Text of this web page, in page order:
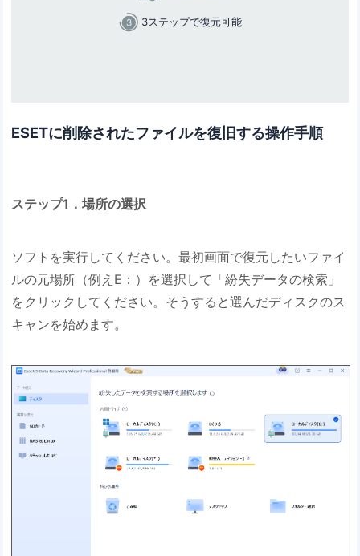
3ステップで復元可能
ESETに削除されたファイルを復旧する操作手順
ステップ1．場所の選択
ソフトを実行してください。最初画面で復元したいファイ
ルの元場所（例えE：）を選択して「紛失データの検索」
をクリックしてください。そうすると選んだディスクのス
キャンを始めます。